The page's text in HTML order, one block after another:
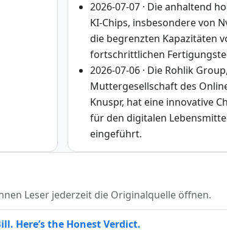
2026-07-07 · Die anhaltend
KI-Chips, insbesondere von
die begrenzten Kapazitäten
fortschrittlichen
2026-07-06 · Die Rohlik Group,
Muttergesellschaft des
Knuspr, hat eine innovative
für den digitalen
eingeführt.
Leser jederzeit die Originalquelle öffnen.
Here’s the Honest Verdict.